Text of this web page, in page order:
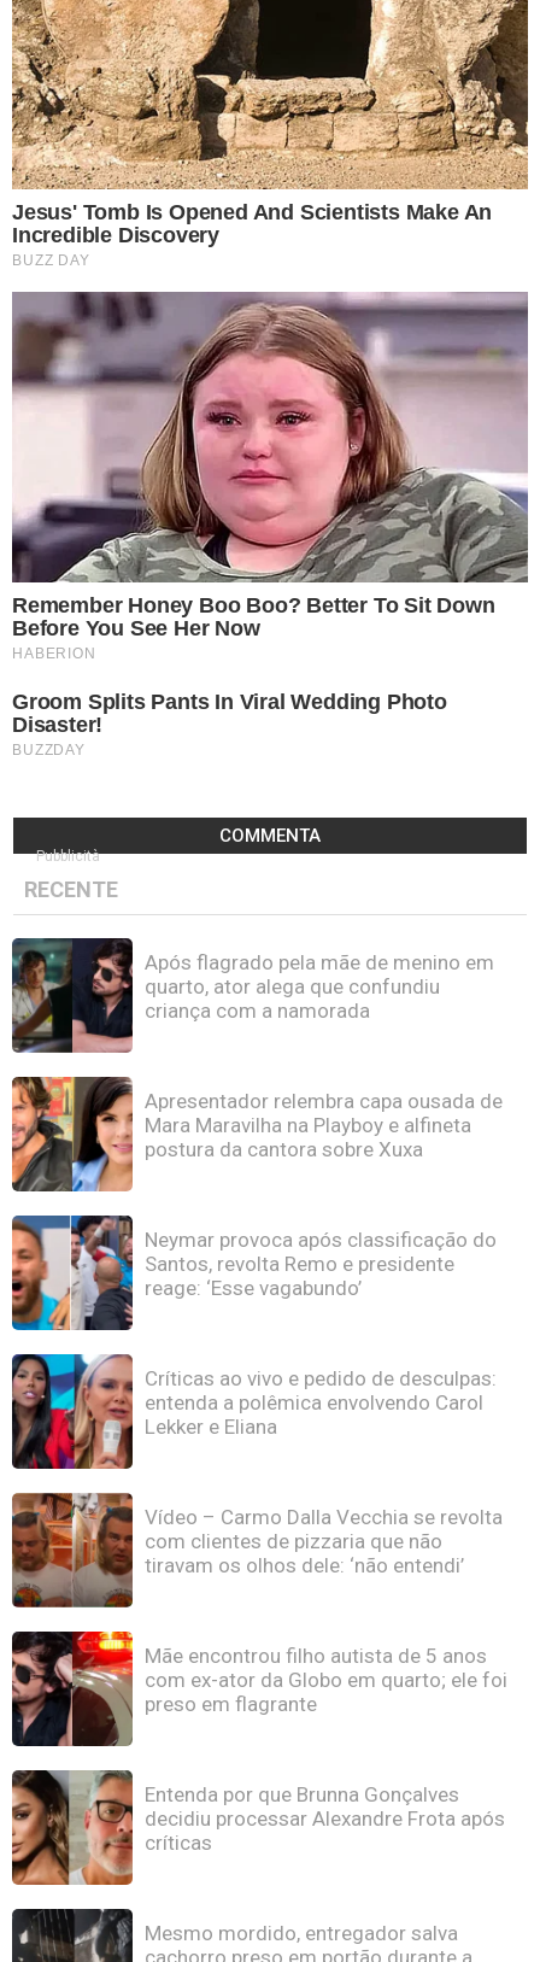
COMMENTA
Pubblicità
RECENTE
Após flagrado pela mãe de menino em
quarto, ator alega que confundiu
criança com a namorada
Apresentador relembra capa ousada de
Mara Maravilha na Playboy e alfineta
postura da cantora sobre Xuxa
Neymar provoca após classificação do
Santos, revolta Remo e presidente
reage: ‘Esse vagabundo’
Críticas ao vivo e pedido de desculpas:
entenda a polêmica envolvendo Carol
Lekker e Eliana
Vídeo – Carmo Dalla Vecchia se revolta
com clientes de pizzaria que não
tiravam os olhos dele: ‘não entendi’
Mãe encontrou filho autista de 5 anos
com ex-ator da Globo em quarto; ele foi
preso em flagrante
Entenda por que Brunna Gonçalves
decidiu processar Alexandre Frota após
críticas
Mesmo mordido, entregador salva